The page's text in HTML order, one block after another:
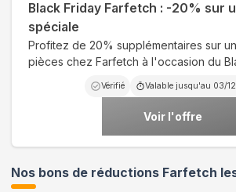
Black Friday Farfetch : -20% sur
spéciale
Profitez de 20% supplémentaires sur
pièces chez Farfetch à l'occasion du
Vérifié Valable jusqu'au 03/
Voir l'offre
Nos bons de réductions Farfetch